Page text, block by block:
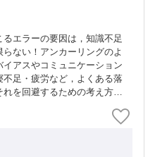
るエラーの要因は，知識不足
らない！アンカーリングのよ
イアスやコミュニケーション
不足・疲労など，よくある落
れを回避するための考え方
ナンバー ＞ 「レジデントノー
定期購読はこちら